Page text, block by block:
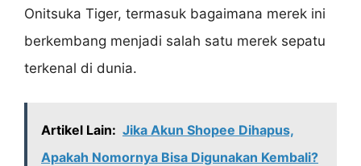
Onitsuka Tiger, termasuk bagaimana merek ini
berkembang menjadi salah satu merek sepatu
terkenal di dunia.
Artikel Lain: Jika Akun Shopee Dihapus,
Apakah Nomornya Bisa Digunakan Kembali?